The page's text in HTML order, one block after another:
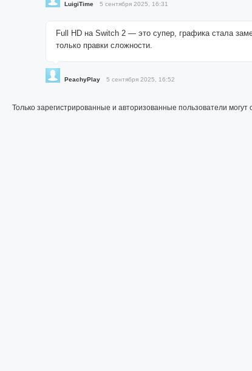
LuigiTime 5 сентября 2025, 16:31
Full HD на Switch 2 — это супер, графика стала
только правки сложности.
PeachyPlay 5 сентября 2025, 16:52
Только зарегистрированные и авторизованные пользователи могут